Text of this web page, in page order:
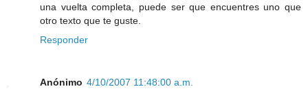
una vuelta completa, puede ser que encuentres uno que
otro texto que te guste.
Responder
Anónimo 4/10/2007 11:48:00 a.m.